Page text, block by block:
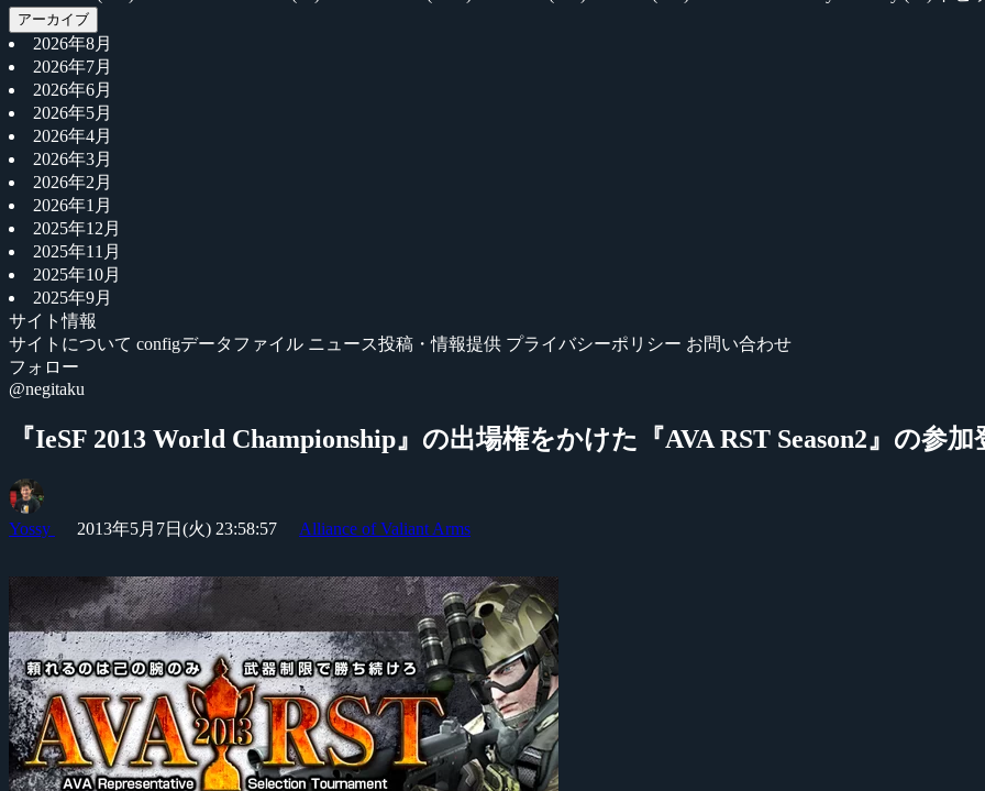
アーカイブ
2026年8月
2026年7月
2026年6月
2026年5月
2026年4月
2026年3月
2026年2月
2026年1月
2025年12月
2025年11月
2025年10月
2025年9月
サイト情報
サイトについて configデータファイル ニュース投稿・情報提供 プライバシーポリシー お問い合わせ
フォロー
@negitaku
『IeSF 2013 World Championship』の出場権をかけた『AVA RST Season2』の参
Yossy 2013年5月7日(火) 23:58:57 Alliance of Valiant Arms